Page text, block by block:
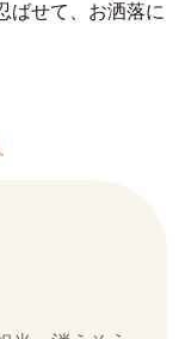
ばせて、お洒落に